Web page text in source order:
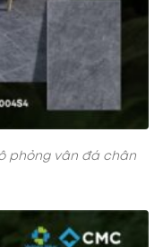
phỏng vân đá chân